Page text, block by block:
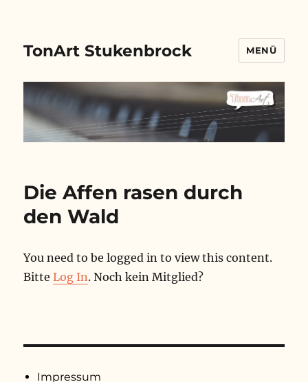
TonArt Stukenbrock MENÜ
Die Affen rasen durch
den Wald
You need to be logged in to view this content.
BitteLog In. Noch kein Mitglied?
Impressum